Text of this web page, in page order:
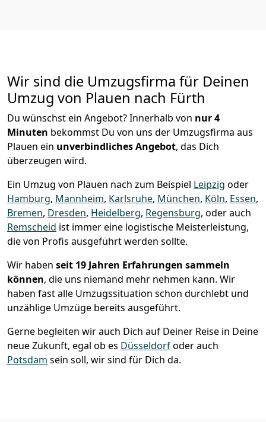
Wir sind die Umzugsfirma für Deinen
Umzug von Plauen nach Fürth
Du wünschst ein Angebot? Innerhalb von nur 4
Minuten bekommst Du von uns der Umzugsfirma aus
Plauen ein unverbindliches Angebot, das Dich
überzeugen wird.
Ein Umzug von Plauen nach zum Beispiel Leipzig oder
Hamburg, Mannheim, Karlsruhe, München, Köln, Essen,
Bremen, Dresden, Heidelberg, Regensburg, oder auch
Remscheid ist immer eine logistische Meisterleistung,
die von Profis ausgeführt werden sollte.
Wir haben seit 19 Jahren Erfahrungen sammeln
können, die uns niemand mehr nehmen kann. Wir
haben fast alle Umzugssituation schon durchlebt und
unzählige Umzüge bereits ausgeführt.
Gerne begleiten wir auch Dich auf Deiner Reise in Deine
neue Zukunft, egal ob es Düsseldorfoder auch
Potsdam sein soll, wir sind für Dich da.